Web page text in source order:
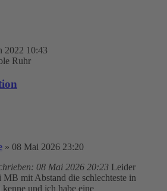
2022 10:43
Ruhr
» 08 Mai 2026 23:20
08 Mai 2026 20:23 Leider
MB mit Abstand die schlechteste in
und ich habe eine